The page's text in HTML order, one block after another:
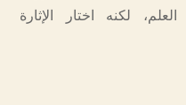
لكنه اختار الإثارة